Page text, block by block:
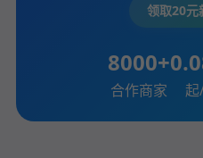
领取20
8000+
合作商家